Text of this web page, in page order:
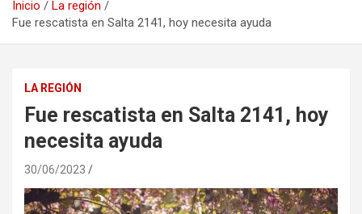
Inicio
La región
Fue rescatista en Salta 2141, hoy necesita ayuda
LA REGIÓN
Fue rescatista en Salta 2141, hoy
necesita ayuda
30/06/2023